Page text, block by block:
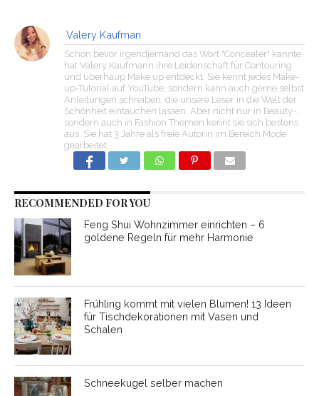
Valery Kaufman
Schon bevor irgendjemand das Wort "Concealer" kannte,
hat Valery Kaufmann ihre Leidenschaft für Contouring
und überhaup Make up entdeckt. Sie kennt jedes Make-
up-Tutorial auf YouTube, sondern kann auch gerne selbst
Anleitungen schreiben, die unsere Leser in die Welt der
Schönheit eintauchen lassen. Aber nicht nur in Beauty-,
sondern auch in Fashion Themen kennt sie sich bestens
aus. Sie hat 3 Jahre als freie Autorin im Bereich Mode
gearbeitet.
RECOMMENDED FOR YOU
Feng Shui Wohnzimmer einrichten – 6
goldene Regeln für mehr Harmonie
Frühling kommt mit vielen Blumen! 13 Ideen
für Tischdekorationen mit Vasen und
Schalen
Schneekugel selber machen